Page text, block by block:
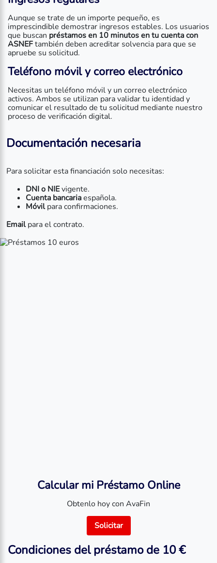
Aunque se trate de un importe pequeño, es
imprescindible demostrar ingresos estables. Los usuarios
que buscan préstamos en 10 minutos en tu cuenta con
ASNEFtambién deben acreditar solvencia para que se
apruebe su solicitud.
Teléfono móvil y correo electrónico
Necesitas un teléfono móvil y un correo electrónico
activos. Ambos se utilizan para validar tu identidad y
comunicar el resultado de tu solicitud mediante nuestro
proceso de verificación digital.
Documentación necesaria
Para solicitar esta financiación solo necesitas:
DNI o NIEvigente.
Cuenta bancariaespañola.
Móvilpara confirmaciones.
Emailpara el contrato.
Calcular mi Préstamo Online
Obtenlo hoy con AvaFin
Solicitar
Condiciones del préstamo de 10 €